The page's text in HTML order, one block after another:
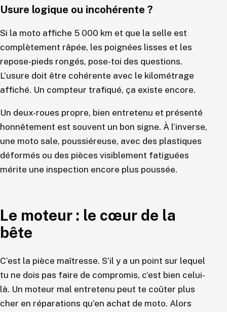
Usure logique ou incohérente ?
Si la moto affiche 5 000 km et que la selle est
complètement râpée, les poignées lisses et les
repose-pieds rongés, pose-toi des questions.
L’usure doit être cohérente avec le kilométrage
affiché. Un compteur trafiqué, ça existe encore.
Un deux-roues propre, bien entretenu et présenté
honnêtement est souvent un bon signe. À l’inverse,
une moto sale, poussiéreuse, avec des plastiques
déformés ou des pièces visiblement fatiguées
mérite une inspection encore plus poussée.
Le moteur : le cœur de la
bête
C’est la pièce maîtresse. S’il y a un point sur lequel
tu ne dois pas faire de compromis, c’est bien celui-
là. Un moteur mal entretenu peut te coûter plus
cher en réparations qu’en achat de moto. Alors